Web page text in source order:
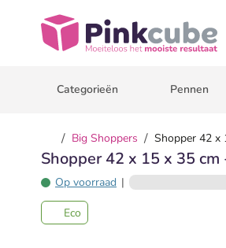
Pinkcube
Categorieën Pennen
/ Big Shoppers / Shopper 42 x
Shopper 42 x 15 x 35
Op voorraad |
Eco